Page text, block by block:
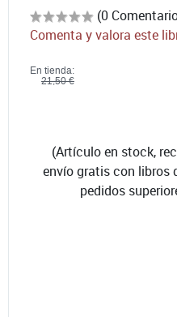
(0
Comenta y valora este
En tienda:
21,50 €
(Artículo en stock,
envío gratis con libros
pedidos